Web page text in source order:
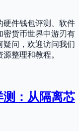
硬件钱包评测、软件
密货币世界中游刃有
疑问，欢迎访问我们
整理和教程。
测：从隔离芯